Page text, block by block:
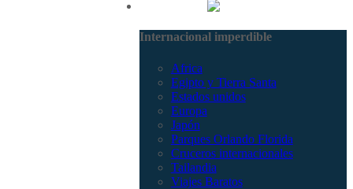
Internacional imperdible
Africa
Egipto y Tierra Santa
Estados unidos
Europa
Japón
Parques Orlando Florida
Cruceros internacionales
Tailandia
Viajes Baratos